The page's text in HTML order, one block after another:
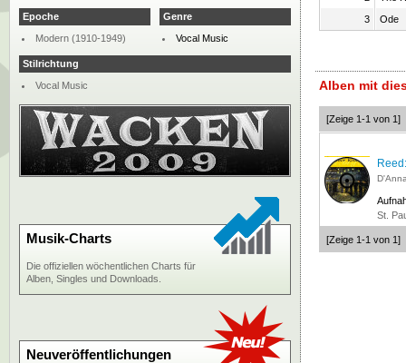
3
Ode
Alben mit
[Zeige 1-1 von 1]
St.
[Zeige 1-1 von 1]
Epoche
Modern (1910-1949)
Genre
Vocal Music
Stilrichtung
Vocal Music
Musik-Charts
Die offiziellen wöchentlichen Charts für
Alben, Singles und Downloads.
Neuveröffentlichungen